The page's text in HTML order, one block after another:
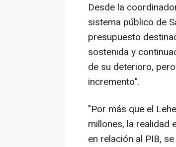
Desde la
sistema público de
presupuesto
sostenida y
de su deterioro,
incremento".
"Por más que el
millones, la realidad
en relación al PIB,